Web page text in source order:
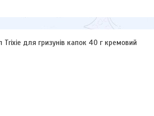
Trixie для гризунів капок 40 г кремовий